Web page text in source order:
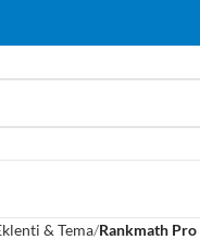
& Tema Rankmath Pro